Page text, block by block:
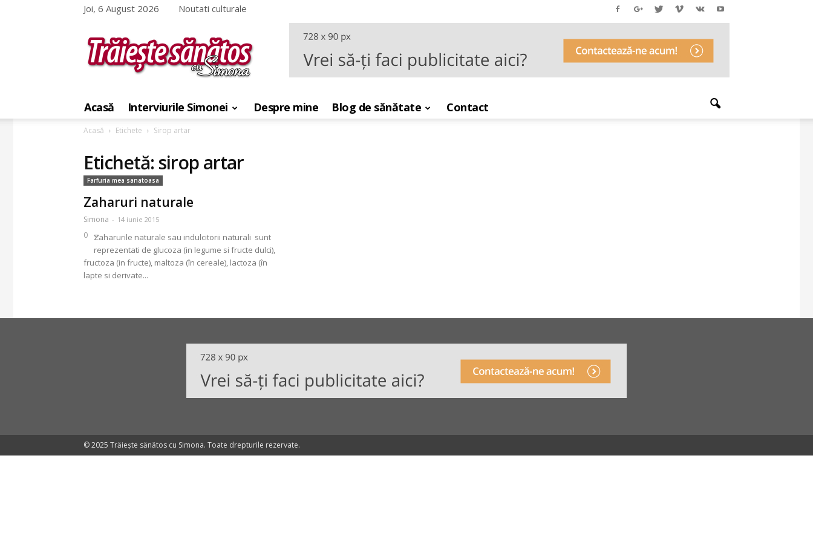
Joi, 6 August 2026 Noutati culturale
sanatos
Simona
Acasă Interviurile Simonei Despre mine Blog de sănătate Contact
Acasă Etichete Sirop artar
Etichetă: sirop artar
Farfuria mea sanatoasa
Zaharuri naturale
Simona - 14 iunie 2015
0 Zaharurile naturale sau indulcitorii naturali sunt
reprezentati de glucoza (in legume si fructe dulci),
fructoza (in fructe), maltoza (în cereale), lactoza (în
lapte si derivate...
© 2025 Trăiește sănătos cu Simona. Toate drepturile rezervate.